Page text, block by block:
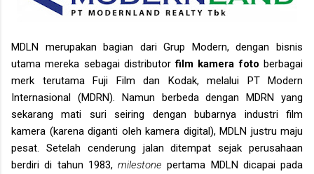
MDLN merupakan bagian dari Grup Modern, dengan bisnis
utama mereka sebagai distributorfilm kamera foto berbagai
merk terutama Fuji Film dan Kodak, melalui PT Modern
Internasional (MDRN). Namun berbeda dengan MDRN yang
sekarang mati suri seiring dengan bubarnya industri film
kamera (karena diganti oleh kamera digital), MDLN justru maju
pesat. Setelah cenderung jalan ditempat sejak perusahaan
berdiri di tahun 1983, milestonepertama MDLN dicapai pada